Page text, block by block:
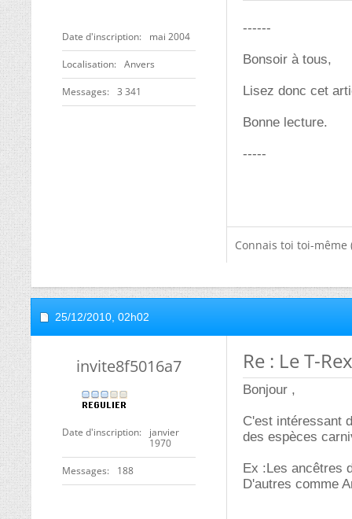
Date d'inscription mai 2004
Localisation Anvers
Messages 3 341
------
Bonsoir à tous,
Lisez donc cet
Bonne lecture.
-----
Connais toi toi-même
25/12/2010, 02h02
invite8f5016a7
Date d'inscription
janvier
1970
Messages 188
Re : Le T-
Bonjour ,
C'est intéressant
des espèces
Ex :Les ancêtres
D'autres comme